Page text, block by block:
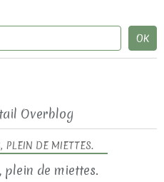
PLEIN DE MIETTES.
Overblog